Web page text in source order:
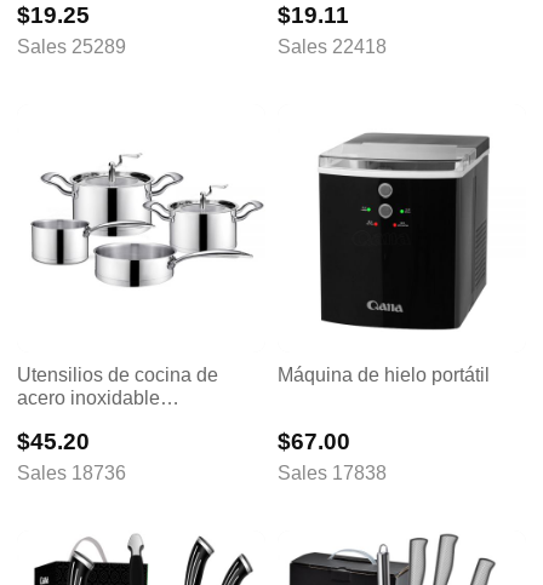
acero inoxidable, utensilio
de cocina, espátula
$19.25
Sales 25289
utensilios de cocina para
cocinar, proveedor de
$19.11
Sales 22418
Utensilios de cocina de
acero inoxidable
accesorios de cocina
plateados, juego de 6 ollas y
$45.20
Sales 18736
Máquina de hielo portátil
$67.00
Sales 17838